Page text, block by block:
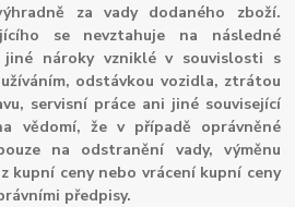
za vady dodaného zboží.
se nevztahuje na následné
jiné nároky vzniklé v souvislosti s
odstávkou vozidla, ztrátou
servisní práce ani jiné související
vědomí, že v případě oprávněné
na odstranění vady, výměnu
kupní ceny nebo vrácení kupní ceny
předpisy.